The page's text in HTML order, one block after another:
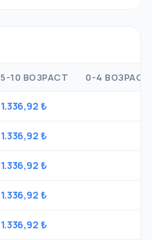
5-10 ВОЗРАСТ 0-4 ВОЗРАСТ
1.336,92 ₺
1.336,92 ₺
1.336,92 ₺
1.336,92 ₺
1.336,92 ₺